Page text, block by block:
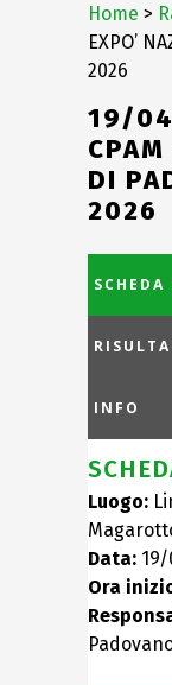
Home >
EXPO’
2026
19/
DI
2026
INFO
Luogo:
Data:
Ora